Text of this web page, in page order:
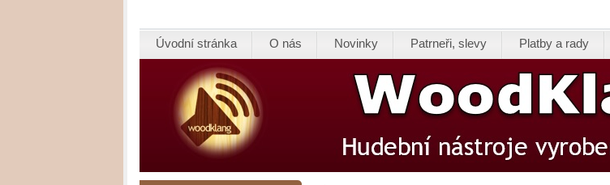
Úvodní stránka O nás Novinky Patrneři, slevy Platby a rady